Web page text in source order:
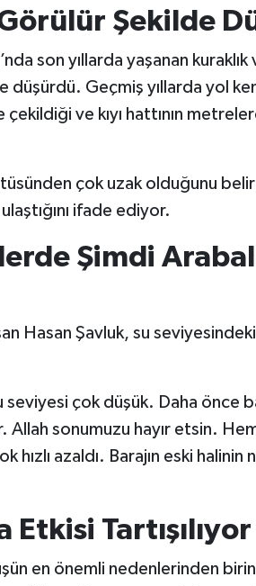
Şekilde
son yıllarda yaşanan kuraklık
düşürdü. Geçmiş yıllarda yol
ve kıyı hattının
çok uzak olduğunu
ifade ediyor.
Şimdi
Hasan Şavluk, su seviyesindeki
seviyesi çok düşük. Daha önce
sonumuzu hayır etsin.
hızlı azaldı. Barajın eski
Etkisi Tartışılıyor
en önemli nedenlerinden